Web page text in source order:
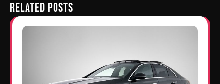
Related Posts